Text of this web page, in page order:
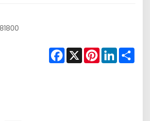
Facebook
X PinterestLinkedIn